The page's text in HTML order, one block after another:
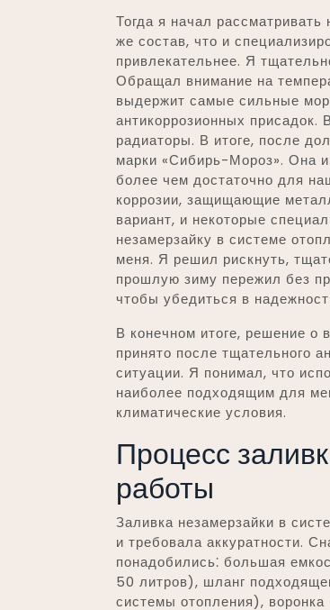
Тогда я начал
же состав, что и
привлекательнее. Я
Обращал внимание на
выдержит самые сильные
антикоррозионных
радиаторы. В итоге, после
марки «Сибирь-Мороз». Она
более чем достаточно для
коррозии, защищающие
вариант, и некоторые
незамерзайку в системе
меня. Я решил рискнуть,
прошлую зиму пережил без
чтобы убедиться в
В конечном итоге, решение о
принято после тщательного
ситуации. Я понимал, что
наиболее подходящим для
климатические условия.
Процесс
работы
Заливка незамерзайки в
и требовала аккуратности.
понадобились⁚ большая
50 литров), шланг
системы отопления),